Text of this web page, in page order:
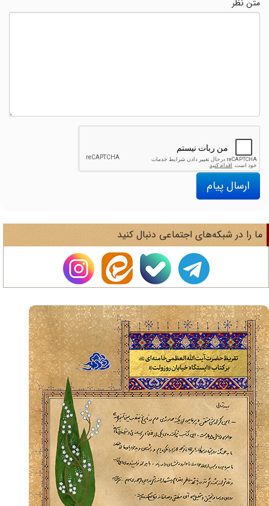
متن نظر
ارسال پیام
را در شبکه‌های اجتماعی دنبال کنید